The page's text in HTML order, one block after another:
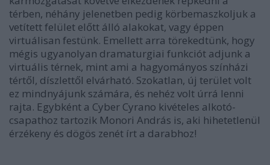
térben, néhány jelenetben pedig körbemaszkoljuk a
vetített felület előtt álló alakokat, vagy éppen
virtuálisan festünk. Emellett arra törekedtünk, hogy
mégis ugyanolyan dramaturgiai funkciót adjunk a
virtuális térnek, mint ami a hagyományos színházi
tértől, díszlettől elvárható. Szokatlan, új terület volt
ez mindnyájunk számára, és nehéz volt úrrá lenni
rajta. Egybként a Cyber Cyrano kivételes alkotó-
csapathoz tartozik Monori András is, aki hihetetlenül
érzékeny és dögös zenét írt a darabhoz!